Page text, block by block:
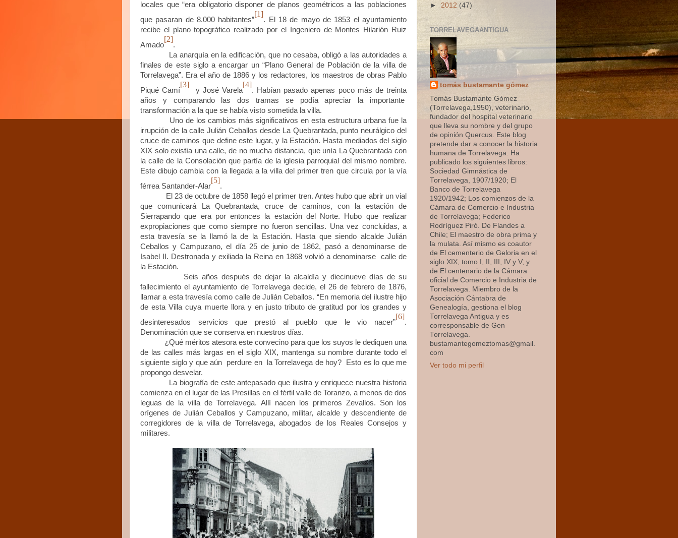
locales que “era obligatorio disponer de planos geométricos a las poblaciones
que pasaran de 8.000 habitantes”
[1]
. El 18 de mayo de 1853 el ayuntamiento
recibe el plano topográfico realizado por el Ingeniero de Montes Hilarión Ruiz
Amado
[2]
.
La anarquía en la edificación, que no cesaba, obligó a las autoridades a
finales de este siglo a encargar un “Plano General de Población de la villa de
Torrelavega”. Era el año de 1886 y los redactores, los maestros de obras Pablo
Piqué Camí
[3]
y José Varela
[4]
. Habían pasado apenas poco más de treinta
años y comparando las dos tramas se podía apreciar la importante
transformación a la que se había visto sometida la villa.
Uno de los cambios más significativos en esta estructura urbana fue la
irrupción de la calle Julián Ceballos desde La Quebrantada, punto neurálgico del
cruce de caminos que define este lugar, y la Estación. Hasta mediadosdel siglo
XIX solo existía una calle, de no mucha distancia, que unía La Quebrantada con
la calle de la Consolación que partía de la iglesia parroquial del mismo nombre.
Este dibujo cambia con la llegada a la villa del primer tren que circula por la vía
férrea Santander-Alar
[5]
.
El 23 de octubre de 1858 llegó el primer tren. Antes hubo que abrir un vial
que comunicará La Quebrantada, cruce de caminos, con la estación de
Sierrapando que era por entonces la estación del Norte. Hubo que realizar
expropiaciones que como siempre no fueron sencillas. Una vez concluidas, a
esta travesía se la llamó la de la Estación. Hasta que siendo alcalde Julián
Ceballos y Campuzano, el día 25 de junio de 1862, pasó a denominarse de
Isabel II. Destronada y exiliada la Reina en 1868 volvió a denominarse calle de
la Estación.
Seis años después de dejar la alcaldía y diecinueve días de su
fallecimiento el ayuntamiento de Torrelavega decide, el 26 de febrero de 1876,
llamar a esta travesía como calle de Julián Ceballos. “En memoria del ilustre hijo
de esta Villa cuya muerte llora y en justo tributo de gratitud por los grandes y
desinteresados servicios que prestó al pueblo que le vio nacer”
[6]
.
Denominación que se conserva en nuestros días.
¿Qué méritos atesora este convecino para que los suyos le dediquen una
de las calles más largas en el siglo XIX, mantenga su nombre durante todo el
siguiente siglo y que aún perdure en la Torrelavega de hoy? Esto es lo que me
propongo desvelar.
La biografía de este antepasado que ilustra y enriquece nuestra historia
comienza en el lugar de las Presillas en el fértil valle de Toranzo, a menos de dos
leguas de la villa de Torrelavega. Allí nacen los primeros Zevallos. Son los
orígenes de Julián Ceballos y Campuzano, militar, alcalde y descendiente de
corregidores de la villa de Torrelavega, abogados de los Reales Consejos y
militares.
► 2012 (47)
TORRELAVEGAANTIGUA
tomás bustamante gómez
Tomás Bustamante Gómez
(Torrelavega,1950), veterinario,
fundador del hospital veterinario
que lleva su nombre y del grupo
de opinión Quercus. Este blog
pretende dar a conocer la historia
humana de Torrelavega. Ha
publicado los siguientes libros:
Sociedad Gimnástica de
Torrelavega, 1907/1920; El
Banco de Torrelavega
1920/1942; Los comienzos de la
Cámara de Comercio e Industria
de Torrelavega; Federico
Rodríguez Piró. De Flandes a
Chile; El maestro de obra prima y
la mulata. Así mismo es coautor
de El cementerio de Geloria en el
siglo XIX, tomo I, II, III, IV y V; y
de El centenario de la Cámara
oficial de Comercio e Industria de
Torrelavega. Miembro de la
Asociación Cántabra de
Genealogía, gestiona el blog
Torrelavega Antigua y es
corresponsable de Gen
Torrelavega.
bustamantegomeztomas@gmail.
com
Ver todo mi perfil